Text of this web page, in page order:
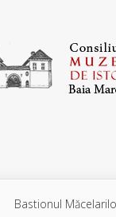
Bastionul